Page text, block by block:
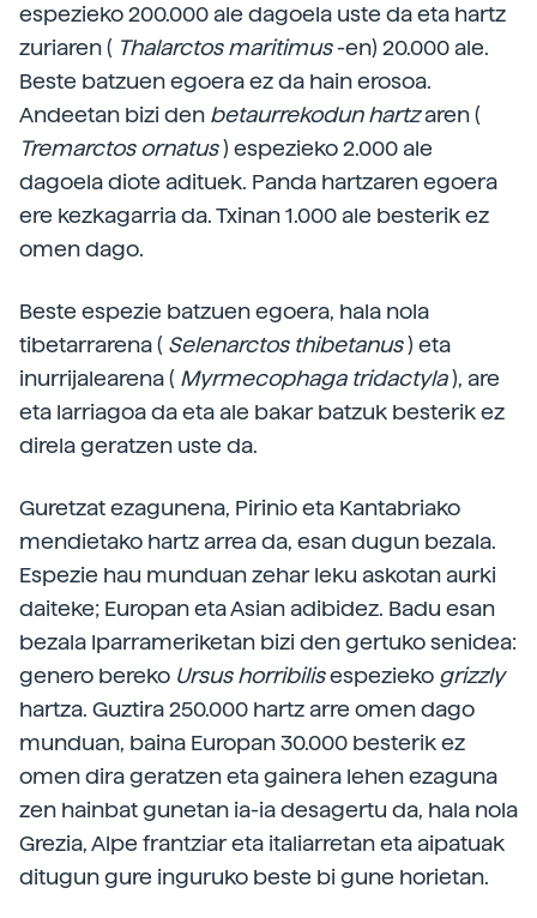
espezieko 200.000 ale dagoela uste da eta hartz
zuriaren ( Thalarctos maritimus-en) 20.000 ale.
Beste batzuen egoera ez da hain erosoa.
Andeetan bizi den betaurrekodun hartzaren (
Tremarctos ornatus) espezieko 2.000 ale
dagoela diote adituek. Panda hartzaren egoera
ere kezkagarria da. Txinan 1.000 ale besterik ez
omen dago.
Beste espezie batzuen egoera, hala nola
tibetarrarena ( Selenarctos thibetanus) eta
inurrijalearena ( Myrmecophaga tridactyla), are
eta larriagoa da eta ale bakar batzuk besterik ez
direla geratzen uste da.
Guretzat ezagunena, Pirinio eta Kantabriako
mendietako hartz arrea da, esan dugun bezala.
Espezie hau munduan zehar leku askotan aurki
daiteke; Europan eta Asian adibidez. Badu esan
bezala Iparrameriketan bizi den gertuko senidea:
genero bereko Ursus horribilisespezieko grizzly
hartza. Guztira 250.000 hartz arre omen dago
munduan, baina Europan 30.000 besterik ez
omen dira geratzen eta gainera lehen ezaguna
zen hainbat gunetan ia-ia desagertu da, hala nola
Grezia, Alpe frantziar eta italiarretan eta aipatuak
ditugun gure inguruko beste bi gune horietan.